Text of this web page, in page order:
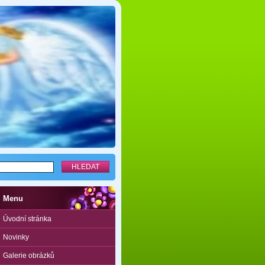
Menu
Úvodní stránka
Novinky
Galerie obrázků